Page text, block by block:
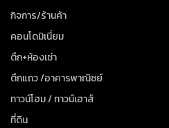
กิจการ/ร้านค้า
คอนโดมิเนี่ยม
ตึก+ห้องเช่า
ตึกแถว /อาคารพาณิชย์
ทาวน์โฮม / ทาวน์เฮาส์
ที่ดิน